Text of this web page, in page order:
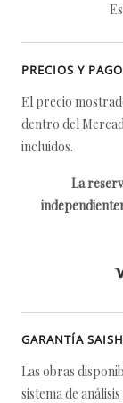
PRECIOS Y PAGO
El precio
dentro del
incluidos.
La
GARANTÍA
Las obras
sistema de